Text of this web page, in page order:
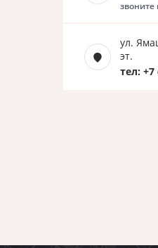
ул.
эт.
тел: +7